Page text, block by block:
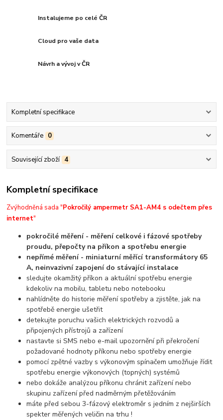
Instalujeme po celé ČR
Cloud pro vaše data
Návrh a vývoj v ČR
Kompletní specifikace
Komentáře 0
Související zboží 4
Kompletní specifikace
Zvýhodněná sada "Pokročilý ampermetr SA1-AM4 s odečtem přes
internet"
pokročilé měření - měření celkové i fázové spotřeby
proudu, přepočty na příkon a spotřebu energie
nepřímé měření - miniaturní měřící transformátory 65
A, neinvazivní zapojení do stávající instalace
sledujte okamžitý příkon a aktuální spotřebu energie
kdekoliv na mobilu, tabletu nebo notebooku
nahlídněte do historie měření spotřeby a zjistěte, jak na
spotřebě energie ušetřit
detekujte poruchu vašich elektrických rozvodů a
připojených přístrojů a zařízení
nastavte si SMS nebo e-mail upozornění při překročení
požadované hodnoty příkonu nebo spotřeby energie
pomocí zpětné vazby s výkonovým spínačem umožňuje řídit
spotřebu energie výkonových (topných) systémů
nebo dokáže analýzou příkonu chránit zařízení nebo
skupinu zařízení před nadměrným přetěžováním
máte před sebou 3-fázový elektroměr s jedním z nejširších
spekter měřených veličin na trhu !